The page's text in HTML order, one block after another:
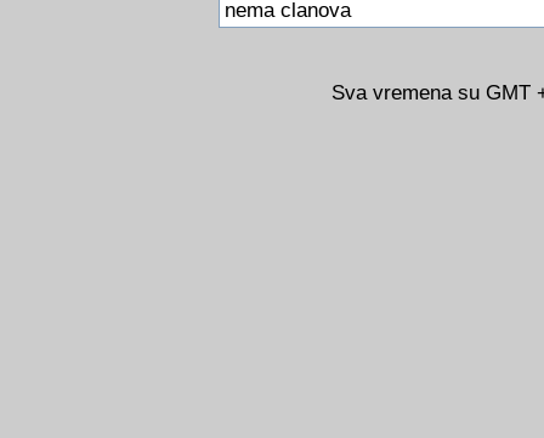
nema clanova
Sva vremena su GMT